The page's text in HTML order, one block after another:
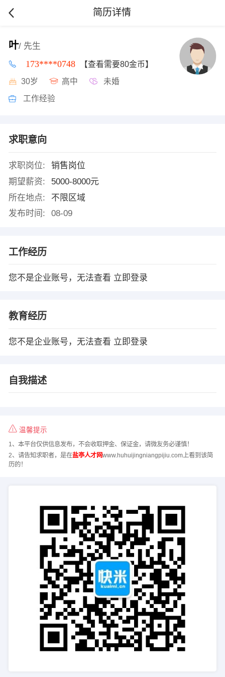
简历详情
叶/ 先生
173****0748 【查看需要80金币】
30岁 高中 未婚
工作经验
求职意向
求职岗位:
销售岗位
期望薪资:
5000-8000元
所在地点:
不限区域
发布时间:
08-09
工作经历
您不是企业账号，无法查看 立即登录
教育经历
您不是企业账号，无法查看 立即登录
自我描述
温馨提示
1、本平台仅供信息发布，不会收取押金、保证金，请微友务必谨慎！
2、请告知求职者，是在盐亭人才网www.huhuijingniangpijiu.com上看到该简
历的！